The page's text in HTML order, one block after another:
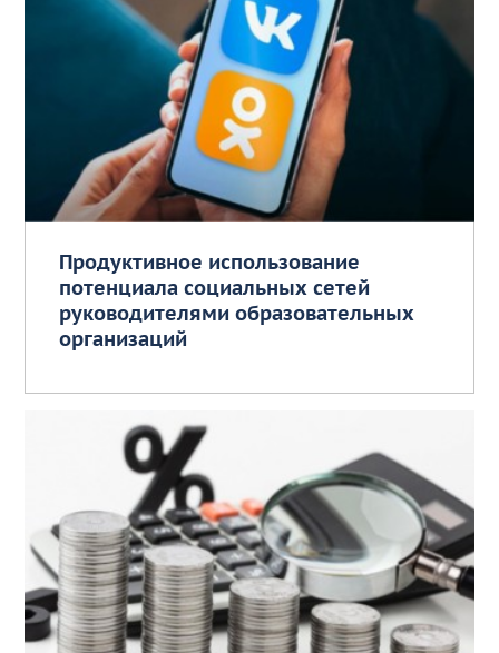
Продуктивное использование
потенциала социальных сетей
руководителями образовательных
организаций